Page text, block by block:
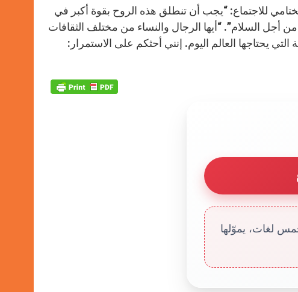
للاجتماع: “يجب أن تنطلق هذه الروح بقوة أكبر في
السلام”. “أيها الرجال والنساء من مختلف الثقافات
يحتاجها العالم اليوم. إنني أحثكم على الاستمرار:
لغات، يموّلها